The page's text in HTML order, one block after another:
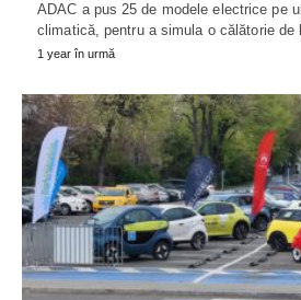
ADAC a pus 25 de modele electrice pe
climatică, pentru a simula o călătorie
1 year în urmă